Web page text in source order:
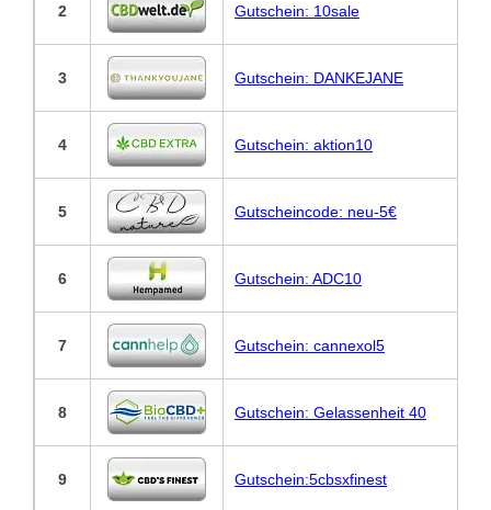
2 Gutschein: 10sale
3 Gutschein: DANKEJANE
4 Gutschein: aktion10
5 Gutscheincode: neu-5€
6 Gutschein: ADC10
7 Gutschein: cannexol5
8 Gutschein: Gelassenheit 40
9 Gutschein:5cbsxfinest